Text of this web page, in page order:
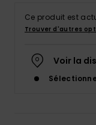
Ce produit est
Trouver d'autres
Voir la